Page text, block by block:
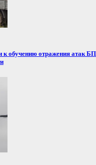
к обучению отражения атак